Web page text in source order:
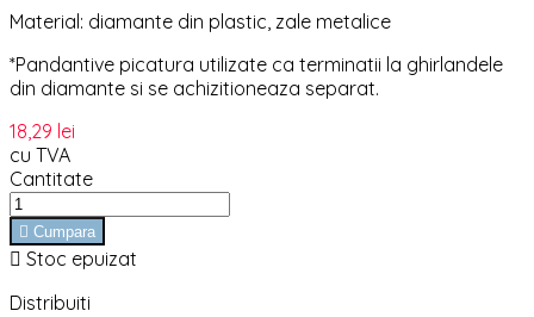
Material: diamante din plastic, zale metalice
*Pandantive picatura utilizate ca terminatii la ghirlandele
din diamante si se achizitioneaza separat.
18,29 lei
cu TVA
Cantitate
 Cumpara
 Stoc epuizat
Distribuiti